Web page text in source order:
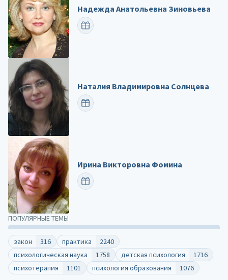
ПОПУЛЯРНЫЕ ТЕМЫ
закон 316 практика
2240
психологическая наука
1758 детская психология
1716
психотерапия
1101 психология образования
1076
Надежда Анатольевна Зиновьева
ПОЗДРАВИТЬ
Наталия Владимировна Солнцева
ПОЗДРАВИТЬ
Ирина Викторовна Фомина
ПОЗДРАВИТЬ